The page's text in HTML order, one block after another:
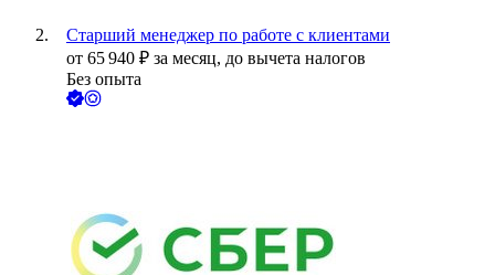
Старший менеджер по работе с клиентами
от 65 940 ₽ за месяц, до вычета налогов
Без опыта